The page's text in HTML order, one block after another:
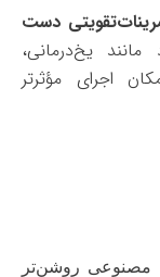
دست
یخ‌درمانی،
اجرای مؤثرتر
مصنوعی روشن‌تر